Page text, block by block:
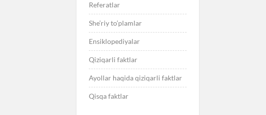
Referatlar
She’riy to’plamlar
Ensiklopediyalar
Qiziqarli faktlar
Ayollar haqida qiziqarli faktlar
Qisqa faktlar